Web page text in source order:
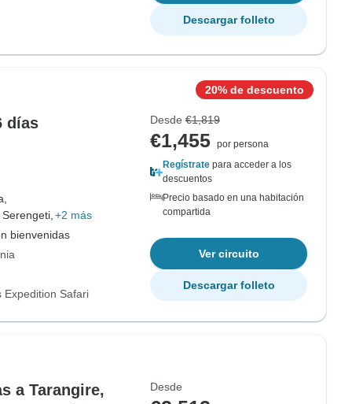
Descargar folleto
días
+2 más
bienvenidas
Expedition Safari
20% de descuento
Desde €1,819
€1,455 por persona
Regístrate para acceder a los
descuentos
Precio basado en una habitación
compartida
Ver circuito
Descargar folleto
a Tarangire,
Desde